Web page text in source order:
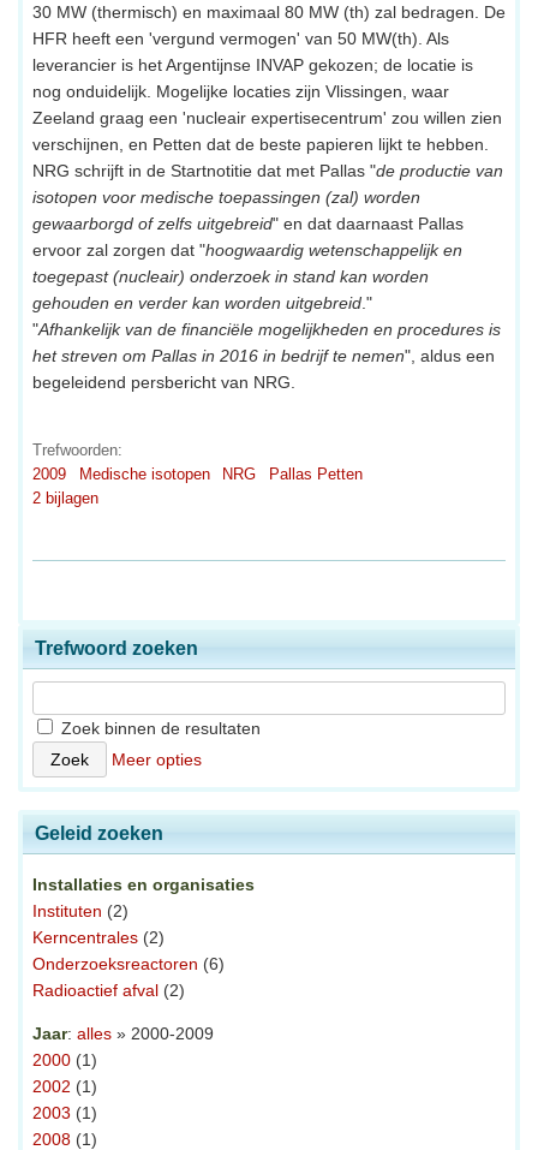
30 MW (thermisch) en maximaal 80 MW (th) zal bedragen. De
HFR heeft een 'vergund vermogen' van 50 MW(th). Als
leverancier is het Argentijnse INVAP gekozen; de locatie is
nog onduidelijk. Mogelijke locaties zijn Vlissingen, waar
Zeeland graag een 'nucleair expertisecentrum' zou willen zien
verschijnen, en Petten dat de beste papieren lijkt te hebben.
NRG schrijft in de Startnotitie dat met Pallas "de productie van
isotopen voor medische toepassingen (zal) worden
gewaarborgd of zelfs uitgebreid" en dat daarnaast Pallas
ervoor zal zorgen dat "hoogwaardig wetenschappelijk en
toegepast (nucleair) onderzoek in stand kan worden
gehouden en verder kan worden uitgebreid ."
"Afhankelijk van de financiële mogelijkheden en procedures is
het streven om Pallas in 2016 in bedrijf te nemen", aldus een
begeleidend persbericht van NRG.
Trefwoorden:
2009
Medische isotopen NRG
Pallas Petten
2 bijlagen
Trefwoord zoeken
Zoek binnen de resultaten
Meer opties
Geleid zoeken
Installaties en organisaties
Instituten (2)
Kerncentrales (2)
Onderzoeksreactoren (6)
Radioactief afval (2)
Jaar: alles » 2000-2009
2000 (1)
2002 (1)
2003 (1)
2008 (1)